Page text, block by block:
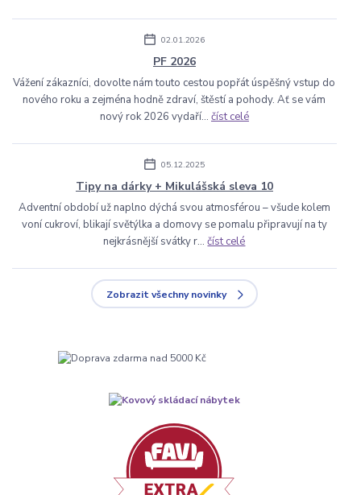
02.01.2026
PF 2026
Vážení zákazníci, dovolte nám touto cestou popřát úspěšný vstup do
nového roku a zejména hodně zdraví, štěstí a pohody. Ať se vám
nový rok 2026 vydaří... číst celé
05.12.2025
Tipy na dárky + Mikulášská sleva 10
Adventní období už naplno dýchá svou atmosférou – všude kolem
voní cukroví, blikají světýlka a domovy se pomalu připravují na ty
nejkrásnější svátky r...číst celé
Zobrazit všechny novinky